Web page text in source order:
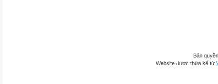
Bản
Website được thừa kế từ